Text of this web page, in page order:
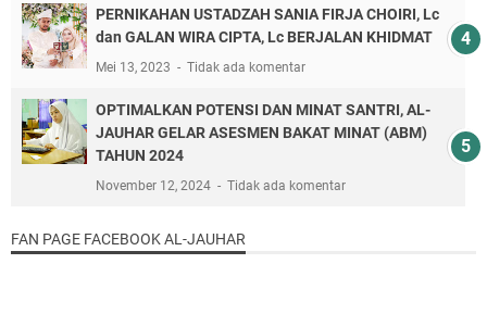
PERNIKAHAN USTADZAH SANIA FIRJA CHOIRI, Lc
dan GALAN WIRA CIPTA, Lc BERJALAN KHIDMAT
Mei 13, 2023 Tidak ada komentar
OPTIMALKAN POTENSI DAN MINAT SANTRI, AL-
JAUHAR GELAR ASESMEN BAKAT MINAT (ABM)
TAHUN 2024
November 12, 2024 Tidak ada komentar
FAN PAGE FACEBOOK AL-JAUHAR